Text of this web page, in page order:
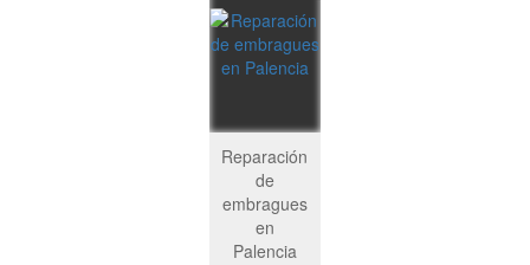
Reparación
de
embragues
en
Palencia